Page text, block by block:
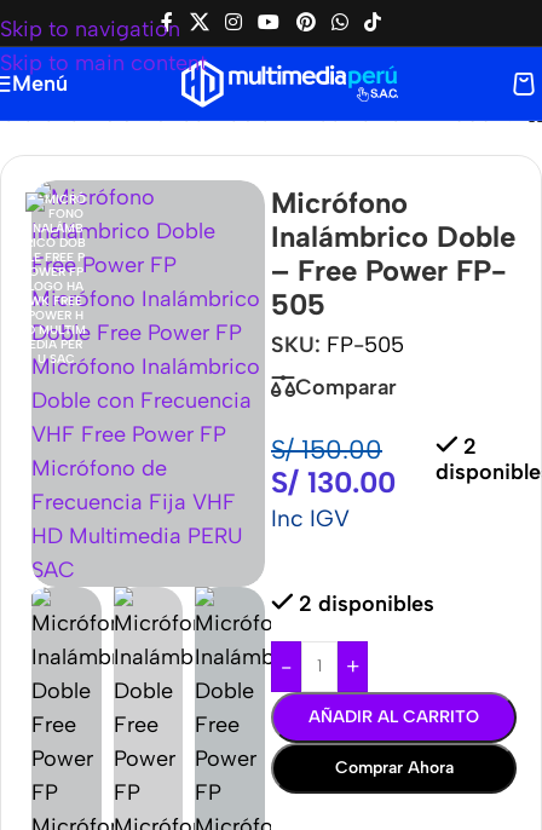
Skip to navigation
Skip to main content
Menú
Inalámbrico Doble – Free Power FP-505
Micrófono
Inalámbrico Doble
– Free Power FP-
505
SKU: FP-505
Comparar
S/150.00
S/ 130.00
Inc IGV
2
2 disponibles
- +
AÑADIR AL CARRITO
Comprar Ahora